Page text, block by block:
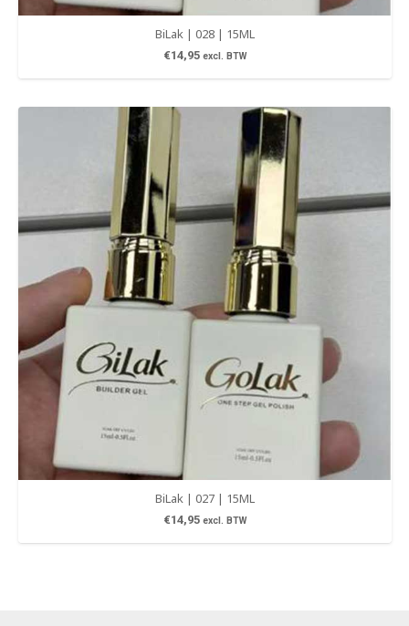
BiLak | 028 | 15ML
€14,95 excl. BTW
BiLak | 027 | 15ML
€14,95 excl. BTW